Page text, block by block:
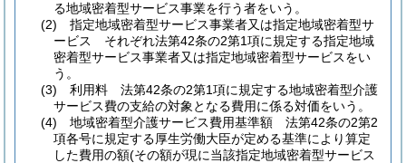
る地域密着型サービス事業を行う者をいう。
(2)
指定地域密着型サービス事業者又は指定地域密着型サ
ービス それぞれ法第42条の2第1項に規定する指定地域
密着型サービス事業者又は指定地域密着型サービスをい
う。
(3)
利用料 法第42条の2第1項に規定する地域密着型介護
サービス費の支給の対象となる費用に係る対価をいう。
(4)
地域密着型介護サービス費用基準額 法第42条の2第2
項各号に規定する厚生労働大臣が定める基準により算定
した費用の額(その額が現に当該指定地域密着型サービス